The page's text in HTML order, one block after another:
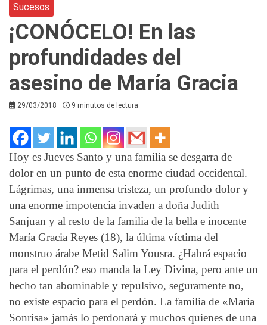
Sucesos
¡CONÓCELO! En las
profundidades del
asesino de María Gracia
29/03/2018 9 minutos de lectura
Hoy es Jueves Santo y una familia se desgarra de
dolor en un punto de esta enorme ciudad occidental.
Lágrimas, una inmensa tristeza, un profundo dolor y
una enorme impotencia invaden a doña Judith
Sanjuan y al resto de la familia de la bella e inocente
María Gracia Reyes (18), la última víctima del
monstruo árabe Metid Salim Yousra. ¿Habrá espacio
para el perdón? eso manda la Ley Divina, pero ante un
hecho tan abominable y repulsivo, seguramente no,
no existe espacio para el perdón. La familia de «María
Sonrisa» jamás lo perdonará y muchos quienes de una